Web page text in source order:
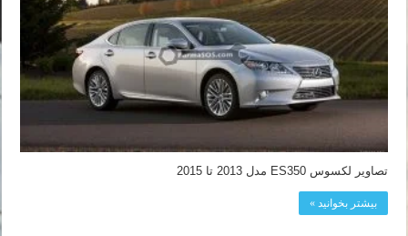
تصاویر لکسوس ES350 مدل 2013 تا 2015
بیشتر بخوانید »